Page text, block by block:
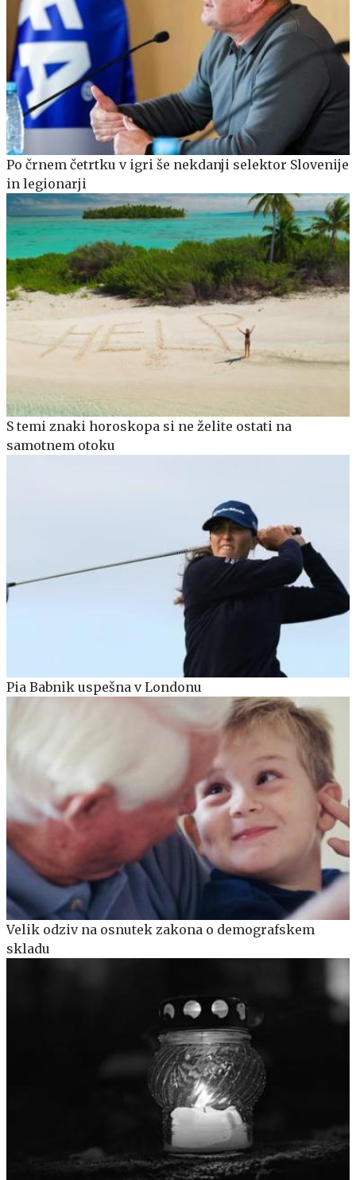
Po črnem četrtku v igri še nekdanji selektor Slovenije
in legionarji
S temi znaki horoskopa si ne želite ostati na
samotnem otoku
Pia Babnik uspešna v Londonu
Velik odziv na osnutek zakona o demografskem
skladu